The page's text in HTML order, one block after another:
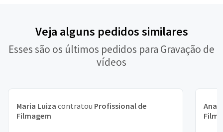
Veja alguns pedidos similares
Esses são os últimos pedidos para Gravação de
vídeos
Maria Luiza contratou Profissional de
Filmagem
Ana